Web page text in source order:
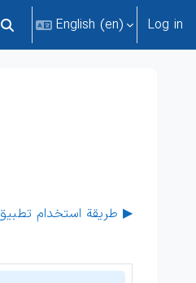
Toggle search input
English ‎(en)‎ Log in
طريقة استخدام تطبيق مودل لمتابعة الدروس ▶︎